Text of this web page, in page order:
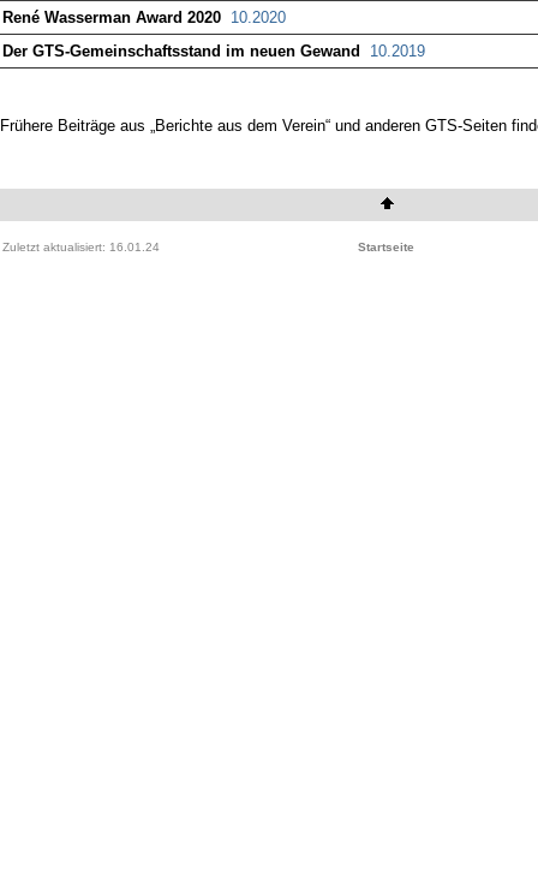
René Wasserman Award 2020 10.2020
Der GTS-Gemeinschaftsstand im neuen Gewand
10.2019
Frühere Beiträge aus „Berichte aus dem Verein“ und anderen GTS-Seiten
Zuletzt aktualisiert: 16.01.24 Startseite